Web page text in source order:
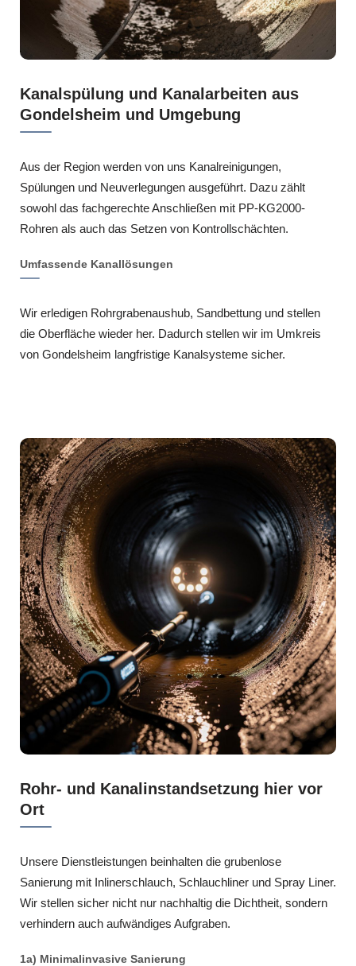
Kanalspülung und Kanalarbeiten aus
Gondelsheim und Umgebung
Aus der Region werden von uns Kanalreinigungen,
Spülungen und Neuverlegungen ausgeführt. Dazu zählt
sowohl das fachgerechte Anschließen mit PP-KG2000-
Rohren als auch das Setzen von Kontrollschächten.
Umfassende Kanallösungen
Wir erledigen Rohrgrabenaushub, Sandbettung und stellen
die Oberfläche wieder her. Dadurch stellen wir im Umkreis
von Gondelsheim langfristige Kanalsysteme sicher.
Rohr- und Kanalinstandsetzung hier vor
Ort
Unsere Dienstleistungen beinhalten die grubenlose
Sanierung mit Inlinerschlauch, Schlauchliner und Spray Liner.
Wir stellen sicher nicht nur nachhaltig die Dichtheit, sondern
verhindern auch aufwändiges Aufgraben.
1a) Minimalinvasive Sanierung